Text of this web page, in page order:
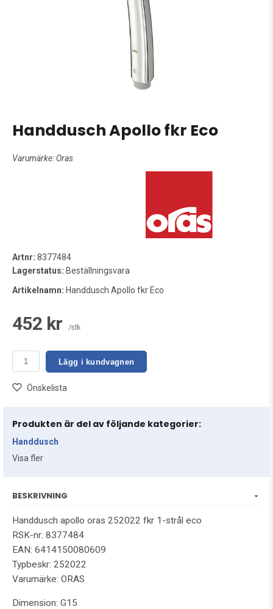
Handdusch Apollo fkr Eco
Varumärke: Oras
Artnr: 8377484
Lagerstatus: Beställningsvara
Artikelnamn: Handdusch Apollo fkr Eco
452 kr /stk
Lägg i kundvagnen
Önskelista
Produkten är del av följande kategorier:
Handdusch
Visa fler
BESKRIVNING
Handdusch apollo oras 252022 fkr 1-strål eco
RSK-nr: 8377484
EAN: 6414150080609
Typbeskr: 252022
Varumärke: ORAS
Dimension: G15